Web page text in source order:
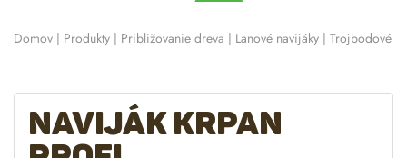
Domov | Produkty | Približovanie dreva | Lanové navijáky | Trojbodové
Naviják KRPAN